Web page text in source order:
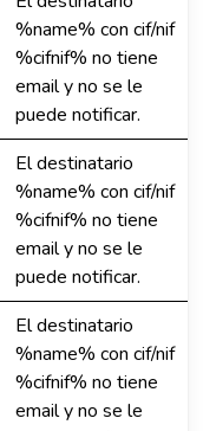
%name% con cif/nif
%cifnif% no tiene
email y no se le
puede notificar.
El destinatario
%name% con cif/nif
%cifnif% no tiene
email y no se le
puede notificar.
El destinatario
%name% con cif/nif
%cifnif% no tiene
email y no se le